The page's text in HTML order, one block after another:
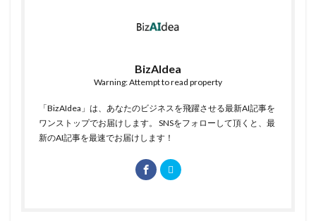
BizAIdea
Warning: Attempt to read property
「BizAIdea」は、あなたのビジネスを飛躍させる最新AI記事を
ワンストップでお届けします。 SNSをフォローして頂くと、最
新のAI記事を最速でお届けします！